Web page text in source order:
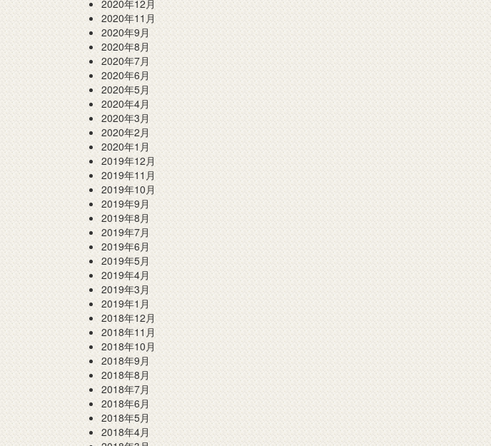
2020年12月
2020年11月
2020年9月
2020年8月
2020年7月
2020年6月
2020年5月
2020年4月
2020年3月
2020年2月
2020年1月
2019年12月
2019年11月
2019年10月
2019年9月
2019年8月
2019年7月
2019年6月
2019年5月
2019年4月
2019年3月
2019年1月
2018年12月
2018年11月
2018年10月
2018年9月
2018年8月
2018年7月
2018年6月
2018年5月
2018年4月